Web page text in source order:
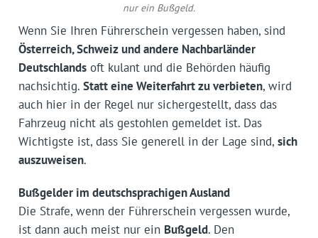
nur ein Bußgeld.
Wenn Sie Ihren Führerschein vergessen haben, sind
Österreich, Schweiz und andere Nachbarländer
Deutschlandsoft kulant und die Behörden häufig
nachsichtig. Statt eine Weiterfahrt zu verbieten, wird
auch hier in der Regel nur sichergestellt, dass das
Fahrzeug nicht als gestohlen gemeldet ist. Das
Wichtigste ist, dass Sie generell in der Lage sind, sich
auszuweisen.
Bußgelder im deutschsprachigen Ausland
Die Strafe, wenn der Führerschein vergessen wurde,
ist dann auch meist nur ein Bußgeld. Den